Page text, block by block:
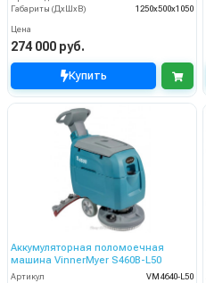
Габариты (ДхШхВ)
1250х500х1050
Цена
274 000 руб.
Купить
Аккумуляторная поломоечная
машина VinnerMyer S460B-L50
Артикул
VM4640-L50